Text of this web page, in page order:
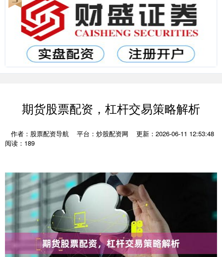
期货股票配资，杠杆交易策略解析
作者：股票配资导航 平台：炒股配资网
更新：2026-06-11 12:53:48
阅读：189